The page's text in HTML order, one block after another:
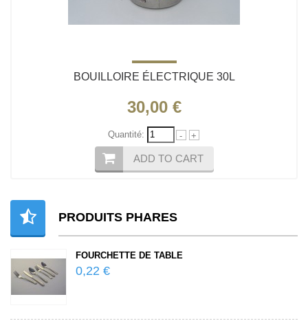
BOUILLOIRE ÉLECTRIQUE 30L
30,00 €
Quantité: - +
ADD TO CART
PRODUITS PHARES